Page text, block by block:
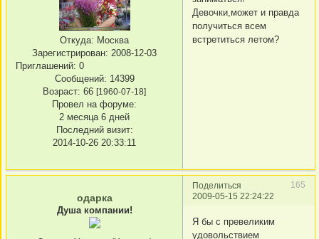
Откуда: Москва
Зарегистрирован: 2008-12-03
Приглашений: 0
Сообщений: 14399
Возраст: 66 [1960-07-18]
Провел на форуме:
2 месяца 6 дней
Последний визит:
2014-10-26 20:33:11
Девочки,может и правда
получиться всем
встретиться летом?
Поделиться
165
2009-05-15 22:24:22
одарка
Душа компании!
Я бы с превеликим
удовольствием